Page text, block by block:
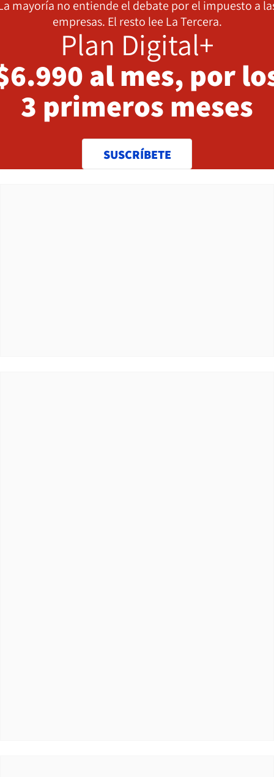
mayoría no entiende el debate por el impuesto a
empresas. El resto lee La Tercera.
Plan Digital+
al mes, por
3 primeros meses
SUSCRÍBETE